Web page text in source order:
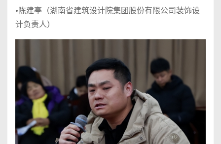
•陈建亭（湖南省建筑设计院集团股份有限公司装饰设
计负责人）